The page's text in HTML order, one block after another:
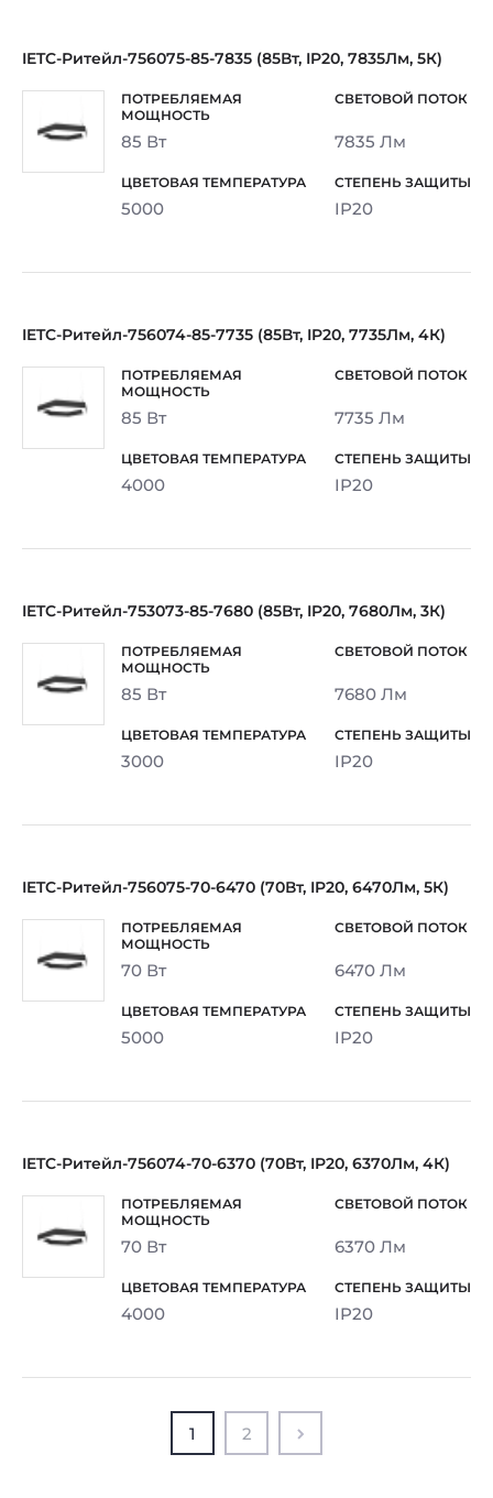
IETC-Ритейл-756075-85-7835 (85Вт, IP20, 7835Лм, 5К)
85 Вт 7835 Лм
5000 IP20
IETC-Ритейл-756074-85-7735 (85Вт, IP20, 7735Лм, 4К)
85 Вт 7735 Лм
4000 IP20
IETC-Ритейл-753073-85-7680 (85Вт, IP20, 7680Лм, 3К)
85 Вт 7680 Лм
3000 IP20
IETC-Ритейл-756075-70-6470 (70Вт, IP20, 6470Лм, 5К)
70 Вт 6470 Лм
5000 IP20
IETC-Ритейл-756074-70-6370 (70Вт, IP20, 6370Лм, 4К)
70 Вт 6370 Лм
4000 IP20
1 2